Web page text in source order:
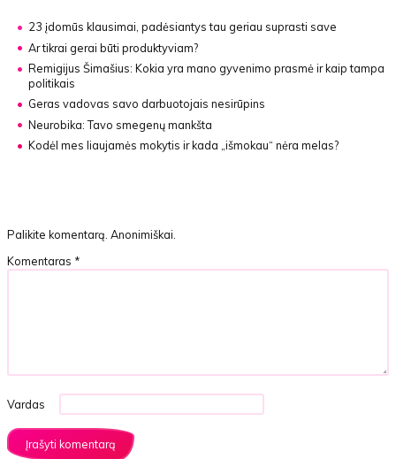
23 įdomūs klausimai, padėsiantys tau geriau suprasti save
Ar tikrai gerai būti produktyviam?
Remigijus Šimašius: Kokia yra mano gyvenimo prasmė ir kaip tampa
politikais
Geras vadovas savo darbuotojais nesirūpins
Neurobika:Tavo smegenų mankšta
Kodėl mes liaujamės mokytis ir kada „išmokau“ nėra melas?
Palikite komentarą. Anonimiškai.
Komentaras *
Vardas